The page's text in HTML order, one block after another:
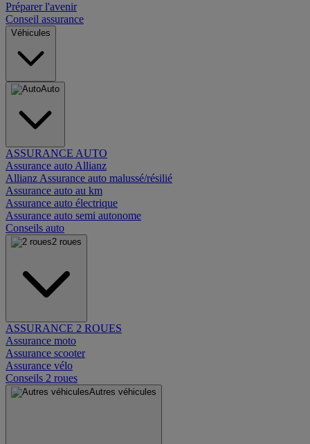
Préparer l'avenir
Conseil assurance
Véhicules
Auto
ASSURANCE AUTO
Assurance auto Allianz
Allianz Assurance auto malussé/résilié
Assurance auto au km
Assurance auto électrique
Assurance auto semi autonome
Conseils auto
2 roues
ASSURANCE 2 ROUES
Assurance moto
Assurance scooter
Assurance vélo
Conseils 2 roues
Autres véhicules